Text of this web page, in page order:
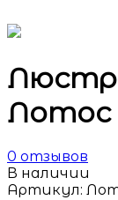
Лотос
0 отзывов
В наличии
Артикул: